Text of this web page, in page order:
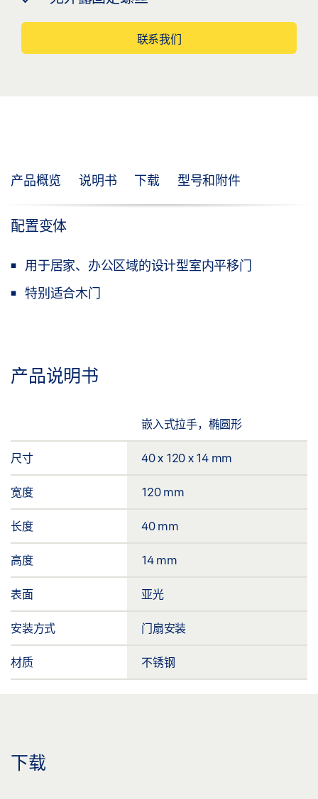
联系我们
产品概览 说明书 下载 型号和附件
配置变体
用于居家、办公区域的设计型室内平移门
特别适合木门
产品说明书
嵌入式拉手，椭圆形
尺寸 40 x 120 x 14 mm
宽度 120 mm
长度 40 mm
高度 14 mm
表面 亚光
安装方式 门扇安装
材质 不锈钢
下载